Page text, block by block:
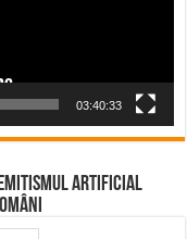
03:40:33
Artificial